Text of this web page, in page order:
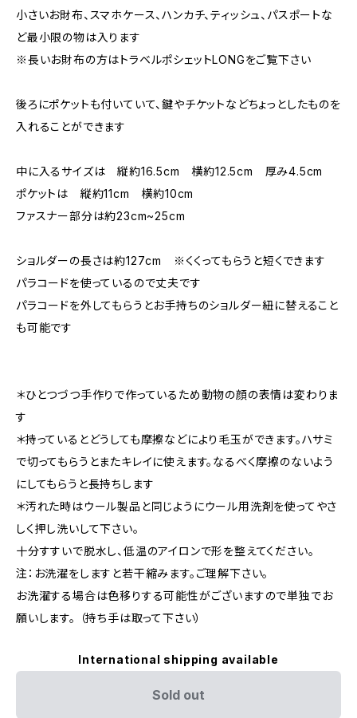
小さいお財布、スマホケース、ハンカチ、ティッシュ、パスポートな
ど最小限の物は入ります
※長いお財布の方はトラベルポシェットLONGをご覧下さい
後ろにポケットも付いていて、鍵やチケットなどちょっとしたものを
入れることができます
中に入るサイズは 縦約16.5cm 横約12.5cm 厚み4.5cm
ポケットは 縦約11cm 横約10cm
ファスナー部分は約23cm~25cm
ショルダーの長さは約127cm ※くくってもらうと短くできます
パラコードを使っているので丈夫です
パラコードを外してもらうとお手持ちのショルダー紐に替えること
も可能です
＊ひとつづつ手作りで作っているため動物の顔の表情は変わりま
す
＊持っているとどうしても摩擦などにより毛玉ができます。ハサミ
で切ってもらうとまたキレイに使えます。なるべく摩擦のないよう
にしてもらうと長持ちします
＊汚れた時はウール製品と同じようにウール用洗剤を使ってやさ
しく押し洗いして下さい。
十分すすいで脱水し、低温のアイロンで形を整えてください。
注：お洗濯をしますと若干縮みます。ご理解下さい。
お洗濯する場合は色移りする可能性がございますので単独でお
願いします。 （持ち手は取って下さい）
International shipping available
Sold out